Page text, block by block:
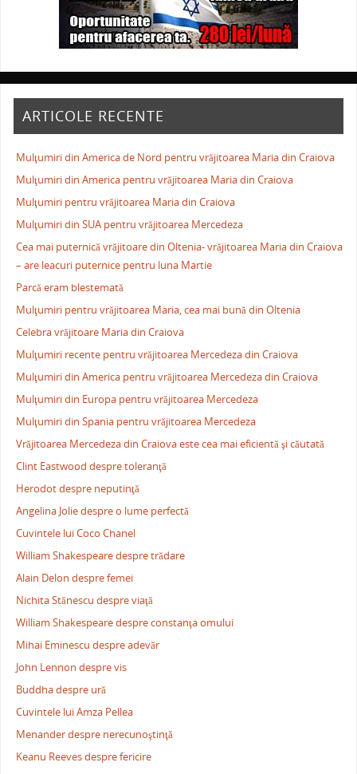
ARTICOLE RECENTE
Mulţumiri din America de Nord pentru vrăjitoarea Maria din Craiova
Mulţumiri din America pentru vrăjitoarea Maria din Craiova
Mulţumiri pentru vrăjitoarea Maria din Craiova
Mulţumiri din SUA pentru vrăjitoarea Mercedeza
Cea mai puternică vrăjitoare din Oltenia- vrăjitoarea Maria din Craiova
– are leacuri puternice pentru luna Martie
Parcă eram blestemată
Mulţumiri pentru vrăjitoarea Maria, cea mai bună din Oltenia
Celebra vrăjitoare Maria din Craiova
Mulţumiri recente pentru vrăjitoarea Mercedeza din Craiova
Mulţumiri din America pentru vrăjitoarea Mercedeza din Craiova
Mulţumiri din Europa pentru vrăjitoarea Mercedeza
Mulţumiri din Spania pentru vrăjitoarea Mercedeza
Vrăjitoarea Mercedeza din Craiova este cea mai eficientă şi căutată
Clint Eastwood despre toleranţă
Herodot despre neputinţă
Angelina Jolie despre o lume perfectă
Cuvintele lui Coco Chanel
William Shakespeare despre trădare
Alain Delon despre femei
Nichita Stănescu despre viaţă
William Shakespeare despre constanţa omului
Mihai Eminescu despre adevăr
John Lennon despre vis
Buddha despre ură
Cuvintele lui Amza Pellea
Menander despre nerecunoştinţă
Keanu Reeves despre fericire